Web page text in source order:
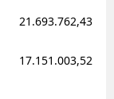
21.693.762,43
17.151.003,52